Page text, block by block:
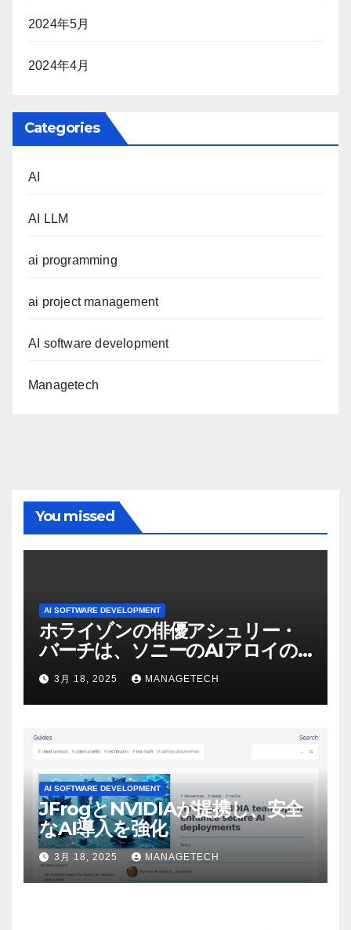
2024年5月
2024年4月
Categories
AI
AI LLM
ai programming
ai project management
AI software development
Managetech
You missed
AI SOFTWARE DEVELOPMENT
ホライゾンの俳優アシュリー・
バーチは、ソニーのAIアロイの
ビデオを見て「ゲームパフォー
マンスという芸術形式に不安を
感じた」と語る – IGN
3月 18, 2025 MANAGETECH
AI SOFTWARE DEVELOPMENT
JFrogとNVIDIAが提携し、安全
なAI導入を強化
3月 18, 2025 MANAGETECH